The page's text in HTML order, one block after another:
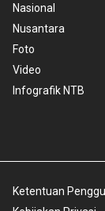
Nasional
Nusantara
Foto
Video
Infografik NTB
Ketentuan